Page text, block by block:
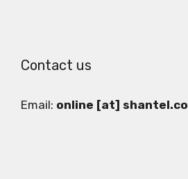
Contact us
Email: online [at] shantel.co